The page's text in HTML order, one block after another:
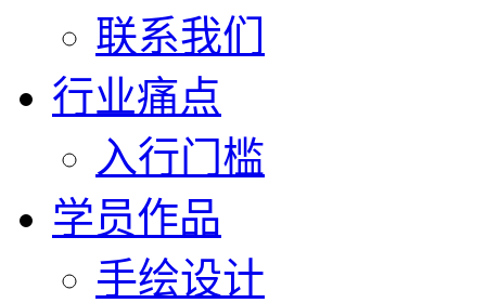
联系我们
行业痛点
入行门槛
学员作品
手绘设计